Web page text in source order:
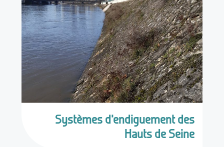
Systèmes d'endiguement des
Hauts de Seine